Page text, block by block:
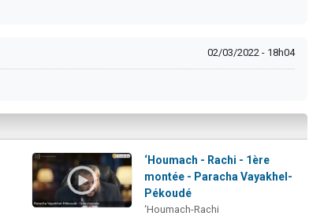
02/03/2022 - 18h04
‘Houmach - Rachi - 1ère
montée - Paracha Vayakhel-
Pékoudé
‘Houmach-Rachi